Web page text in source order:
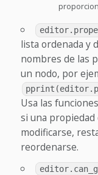
lista ordenada y
nombres de las
un nodo, por
Usa las funciones
si una
modificarse,
reordenarse.